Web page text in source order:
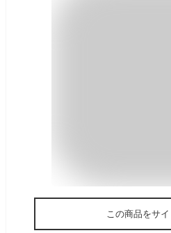
この商品をサ